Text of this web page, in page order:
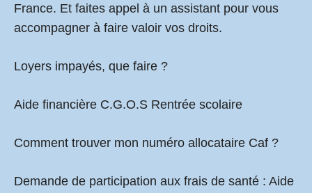
France. Et faites appel à un assistant pour vous
accompagner à faire valoir vos droits.
Loyers impayés, que faire ?
Aide financière C.G.O.S Rentrée scolaire
Comment trouver mon numéro allocataire Caf ?
Demande de participation aux frais de santé : Aide